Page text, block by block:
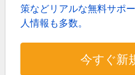
策などリアルな無料サポー
人情報も多数。
今すぐ新